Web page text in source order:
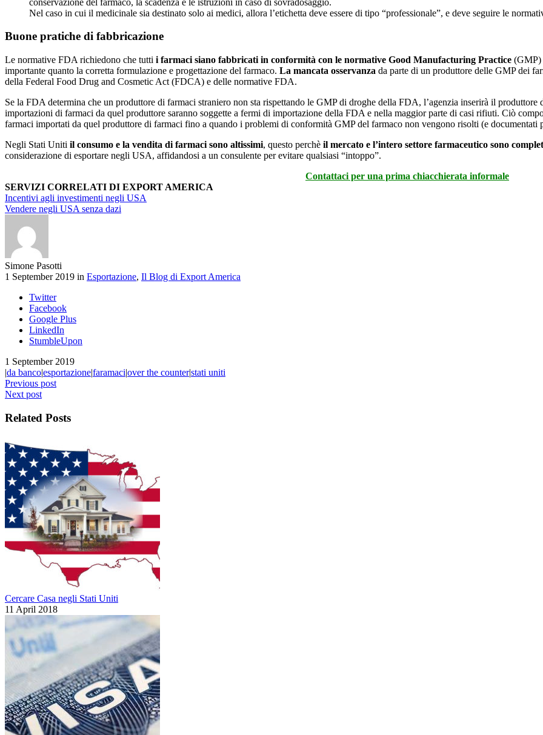
Nel caso in cui il medicinale sia destinato solo ai medici, allora l’etichetta deve essere di tipo “professionale”, e deve seguire le
Buone pratiche di fabbricazione
Le normative FDA richiedono che tutti i farmaci siano fabbricati in conformità con le normative Good Manufacturing Practice (GMP)
importante quanto la corretta formulazione e progettazione del farmaco. La mancata osservanza da parte di un produttore delle GMP dei
della Federal Food Drug and Cosmetic Act (FDCA) e delle normative FDA.
Se la FDA determina che un produttore di farmaci straniero non sta rispettando le GMP di droghe della FDA, l’agenzia inserirà il
importazioni di farmaci da quel produttore saranno soggette a fermi di importazione della FDA e nella maggior parte di casi rifiuti. Ciò
farmaci importati da quel produttore di farmaci fino a quando i problemi di conformità GMP del farmaco non vengono risolti (e documentati
Negli Stati Uniti il consumo e la vendita di farmaci sono altissimi, questo perchè il mercato e l’intero settore farmaceutico sono
considerazione di esportare negli USA, affidandosi a un consulente per evitare qualsiasi “intoppo”.
Contattaci per una prima chiacchierata informale
SERVIZI CORRELATI DI EXPORT AMERICA
Incentivi agli investimenti negli USA
Vendere negli USA senza dazi
Simone Pasotti
1 September 2019 in Esportazione, Il Blog di Export America
Twitter
Facebook
Google Plus
LinkedIn
StumbleUpon
1 September 2019
|da banco|esportazione|faramaci|over the counter|stati uniti
Previous post
Next post
Related Posts
Cercare Casa negli Stati Uniti
11 April 2018